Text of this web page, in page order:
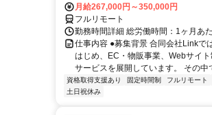
月給267,000円～350,000円
フルリモート
勤務時間詳細 総労働時間：1ヶ月あ
仕事内容 ●募集背景 合同会社Linkで
はじめ、EC・物販事業、Webサイ
サービスを展開しています。 その中
資格取得支援あり 固定時間制 フルリモート
土日祝休み